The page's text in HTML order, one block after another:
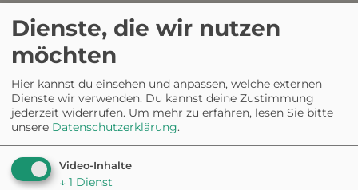
0.0
5
0%
4
0%
3
0%
2
1
0%
aus 0 Bewertungen
Dienste, die wir nutzen
möchten
Hier kannst du einsehen und anpassen, welche externen
Dienste wir verwenden. Du kannst deine Zustimmung
jederzeit widerrufen. Um mehr zu erfahren, lesen Sie bitte
unsere Datenschutzerklärung.
Video-Inhalte
↓ 1 Dienst